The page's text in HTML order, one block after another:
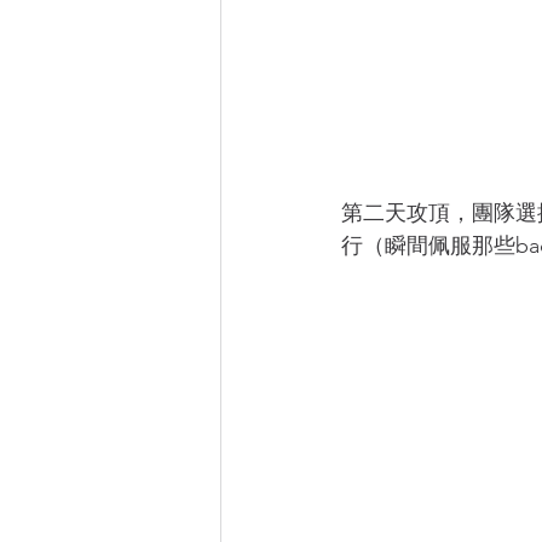
第二天攻頂，團隊
行（瞬間佩服那些